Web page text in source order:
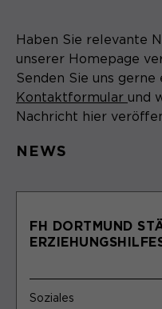
Haben Sie relevante
unserer Homepage
Senden Sie uns
Kontaktformular und
Nachricht hier
NEWS
FH DORTMUND
Soziales